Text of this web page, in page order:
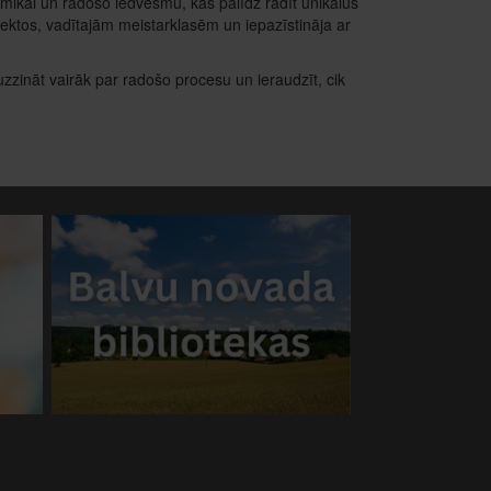
vadītajām meistarklasēm un iepazīstināja ar
vairāk par radošo procesu un ieraudzīt, cik